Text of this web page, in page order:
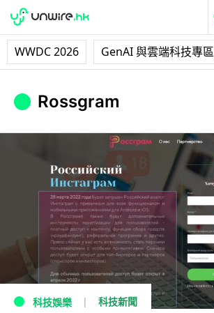
WWDC 2026 GenAI 與雲端科技專區
Rossgram
科技娛樂 科技新聞